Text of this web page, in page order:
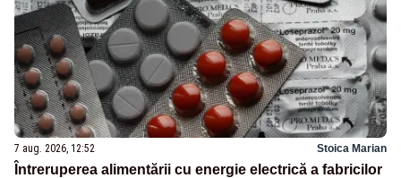
7 aug. 2026, 12:52 Stoica Marian
Întreruperea alimentării cu energie electrică a fabricilor